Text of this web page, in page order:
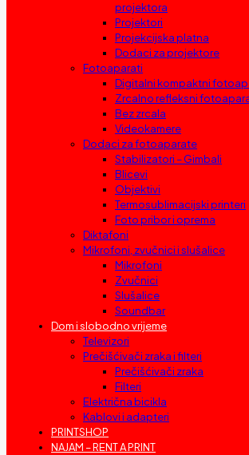
projektora
Projektori
Projekcijska platna
Dodaci za projektore
Fotoaparati
Digitalni kompaktni
Zrcalno refleksni
Bez zrcala
Videokamere
Dodaci za fotoaparate
Stabilizatori – Gimbali
Blicevi
Objektivi
Termosublimacijski printeri
Foto pribor i oprema
Diktafoni
Mikrofoni, zvučnici i slušalice
Mikrofoni
Zvučnici
Slušalice
Soundbar
Dom i slobodno vrijeme
Televizori
Prečišćivači zraka i filteri
Prečišćivači zraka
Filteri
Električna bicikla
Kablovi i adapteri
PRINTSHOP
NAJAM – RENT A PRINT